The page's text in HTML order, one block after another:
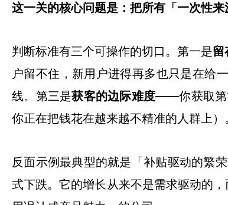
这一关的核心问题是：把所有「一次性
判断标准有三个可操作的切口。第一是留
户留不住，新用户进得再多也只是在给
线。第三是获客的边际难度——你获取第
你正在把钱花在越来越不精准的人群上）
反面示例最典型的就是「补贴驱动的繁
式下跌。它的增长从来不是需求驱动的